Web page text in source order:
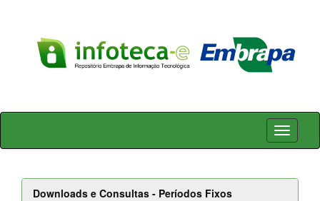
Skip
Downloads e Consultas - Períodos Fixos